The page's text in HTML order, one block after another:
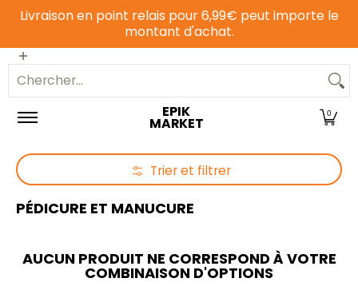
Passer au contenu principal
Livraison en point relais pour 6,99€ peut importe le
montant d'achat.
Epicerie sucrée
Chercher...
EPIK
MARKET
0
Passer au contenu principalTrier et filtrer
PÉDICURE ET MANUCURE
AUCUN PRODUIT NE CORRESPOND À VOTRE
COMBINAISON D'OPTIONS